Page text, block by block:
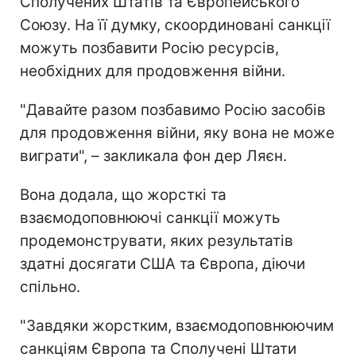
Союзу. На її думку, скоординовані санкції
можуть позбавити Росію ресурсів,
необхідних для продовження війни.
"Давайте разом позбавимо Росію засобів
для продовження війни, яку вона не може
виграти", – закликала фон дер Ляєн.
Вона додала, що жорсткі та
взаємодоповнюючі санкції можуть
продемонструвати, яких результатів
здатні досягати США та Європа, діючи
спільно.
"Завдяки жорстким, взаємодоповнюючим
санкціям Європа та Сполучені Штати